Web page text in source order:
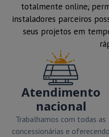
totalmente online,
instaladores parceiros
seus projetos em
Atendimento
nacional
Trabalhamos com todas as
concessionárias e oferecendo